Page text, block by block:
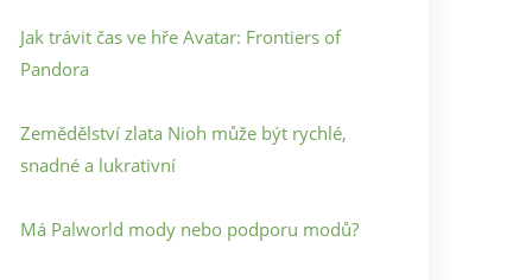
Jak trávit čas ve hře Avatar: Frontiers of
Pandora
Zemědělství zlata Nioh může být rychlé,
snadné a lukrativní
Má Palworld mody nebo podporu modů?